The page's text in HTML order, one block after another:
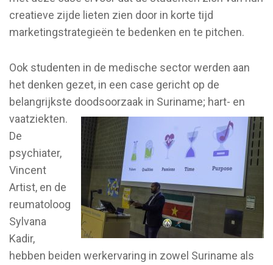
creatieve zijde lieten zien door in korte tijd
marketingstrategieën te bedenken en te pitchen.
Ook studenten in de medische sector werden aan
het denken gezet, in een case gericht op de
belangrijkste doodsoorzaak in Suriname; hart- en
vaatziekten.
De
psychiater,
Vincent
Artist, en de
reumatoloog
Sylvana
Kadir,
hebben beiden werkervaring in zowel Suriname als